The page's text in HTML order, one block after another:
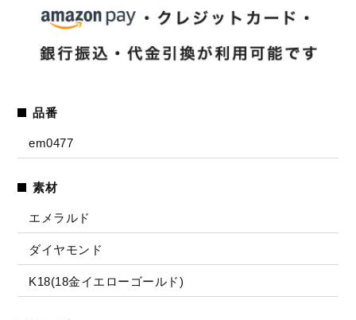
品番
em0477
素材
エメラルド
ダイヤモンド
K18(18金イエローゴールド)